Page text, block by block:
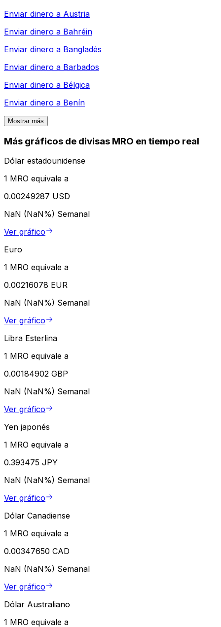
Enviar dinero a Austria
Enviar dinero a Bahréin
Enviar dinero a Bangladés
Enviar dinero a Barbados
Enviar dinero a Bélgica
Enviar dinero a Benín
Mostrar más
Más gráficos de divisas MRO en tiempo real
Dólar estadounidense
1 MRO equivale a
0.00249287 USD
NaN (NaN%) Semanal
Ver gráfico
Euro
1 MRO equivale a
0.00216078 EUR
NaN (NaN%) Semanal
Ver gráfico
Libra Esterlina
1 MRO equivale a
0.00184902 GBP
NaN (NaN%) Semanal
Ver gráfico
Yen japonés
1 MRO equivale a
0.393475 JPY
NaN (NaN%) Semanal
Ver gráfico
Dólar Canadiense
1 MRO equivale a
0.00347650 CAD
NaN (NaN%) Semanal
Ver gráfico
Dólar Australiano
1 MRO equivale a